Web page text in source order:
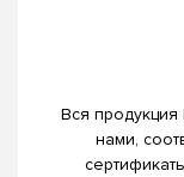
Вся
нами,